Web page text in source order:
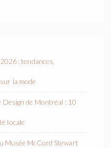
: tendances,
la mode
Design de Montréal : 10
locale
Musée McCord Stewart